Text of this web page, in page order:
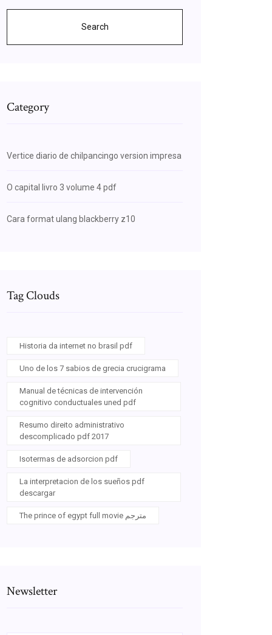
Search
Category
Vertice diario de chilpancingo version impresa
O capital livro 3 volume 4 pdf
Cara format ulang blackberry z10
Tag Clouds
Historia da internet no brasil pdf
Uno de los 7 sabios de grecia crucigrama
Manual de técnicas de intervención
cognitivo conductuales uned pdf
Resumo direito administrativo
descomplicado pdf 2017
Isotermas de adsorcion pdf
La interpretacion de los sueños pdf
descargar
The prince of egypt full movie مترجم
Newsletter